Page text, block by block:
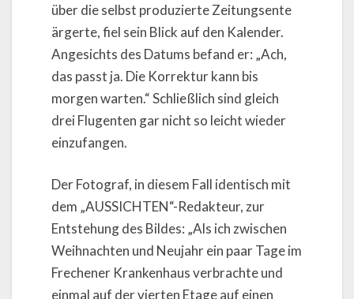
über die selbst produzierte Zeitungsente
ärgerte, fiel sein Blick auf den Kalender.
Angesichts des Datums befand er: „Ach,
das passt ja. Die Korrektur kann bis
morgen warten.“ Schließlich sind gleich
drei Flugenten gar nicht so leicht wieder
einzufangen.
Der Fotograf, in diesem Fall identisch mit
dem „AUSSICHTEN“-Redakteur, zur
Entstehung des Bildes: „Als ich zwischen
Weihnachten und Neujahr ein paar Tage im
Frechener Krankenhaus verbrachte und
einmal auf der vierten Etage auf einen